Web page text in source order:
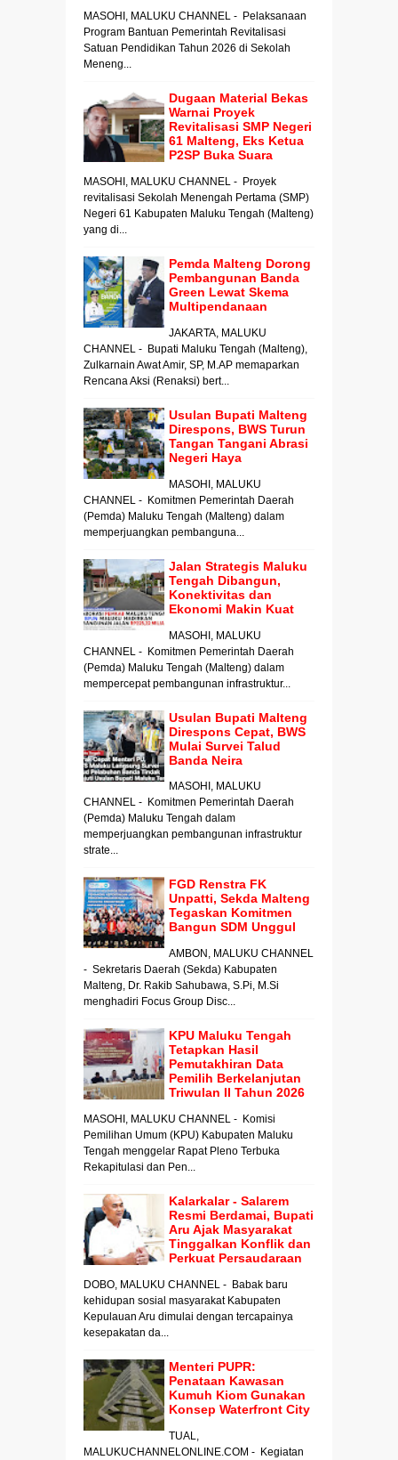
MASOHI, MALUKU CHANNEL - Pelaksanaan
Program Bantuan Pemerintah Revitalisasi
Satuan Pendidikan Tahun 2026 di Sekolah
Meneng...
Dugaan Material Bekas
Warnai Proyek
Revitalisasi SMP Negeri
61 Malteng, Eks Ketua
P2SP Buka Suara
MASOHI, MALUKU CHANNEL - Proyek
revitalisasi Sekolah Menengah Pertama (SMP)
Negeri 61 Kabupaten Maluku Tengah (Malteng)
yang di...
Pemda Malteng Dorong
Pembangunan Banda
Green Lewat Skema
Multipendanaan
JAKARTA, MALUKU
CHANNEL - Bupati Maluku Tengah (Malteng),
Zulkarnain Awat Amir, SP, M.AP memaparkan
Rencana Aksi (Renaksi) bert...
Usulan Bupati Malteng
Direspons, BWS Turun
Tangan Tangani Abrasi
Negeri Haya
MASOHI, MALUKU
CHANNEL - Komitmen Pemerintah Daerah
(Pemda) Maluku Tengah (Malteng) dalam
memperjuangkan pembanguna...
Jalan Strategis Maluku
Tengah Dibangun,
Konektivitas dan
Ekonomi Makin Kuat
MASOHI, MALUKU
CHANNEL - Komitmen Pemerintah Daerah
(Pemda) Maluku Tengah (Malteng) dalam
mempercepat pembangunan infrastruktur...
Usulan Bupati Malteng
Direspons Cepat, BWS
Mulai Survei Talud
Banda Neira
MASOHI, MALUKU
CHANNEL - Komitmen Pemerintah Daerah
(Pemda) Maluku Tengah dalam
memperjuangkan pembangunan infrastruktur
strate...
FGD Renstra FK
Unpatti, Sekda Malteng
Tegaskan Komitmen
Bangun SDM Unggul
AMBON, MALUKU CHANNEL
- Sekretaris Daerah (Sekda) Kabupaten
Malteng, Dr. Rakib Sahubawa, S.Pi, M.Si
menghadiri Focus Group Disc...
KPU Maluku Tengah
Tetapkan Hasil
Pemutakhiran Data
Pemilih Berkelanjutan
Triwulan II Tahun 2026
MASOHI, MALUKU CHANNEL - Komisi
Pemilihan Umum (KPU) Kabupaten Maluku
Tengah menggelar Rapat Pleno Terbuka
Rekapitulasi dan Pen...
Kalarkalar - Salarem
Resmi Berdamai, Bupati
Aru Ajak Masyarakat
Tinggalkan Konflik dan
Perkuat Persaudaraan
DOBO, MALUKU CHANNEL - Babak baru
kehidupan sosial masyarakat Kabupaten
Kepulauan Aru dimulai dengan tercapainya
kesepakatan da...
Menteri PUPR:
Penataan Kawasan
Kumuh Kiom Gunakan
Konsep Waterfront City
TUAL,
MALUKUCHANNELONLINE.COM - Kegiatan